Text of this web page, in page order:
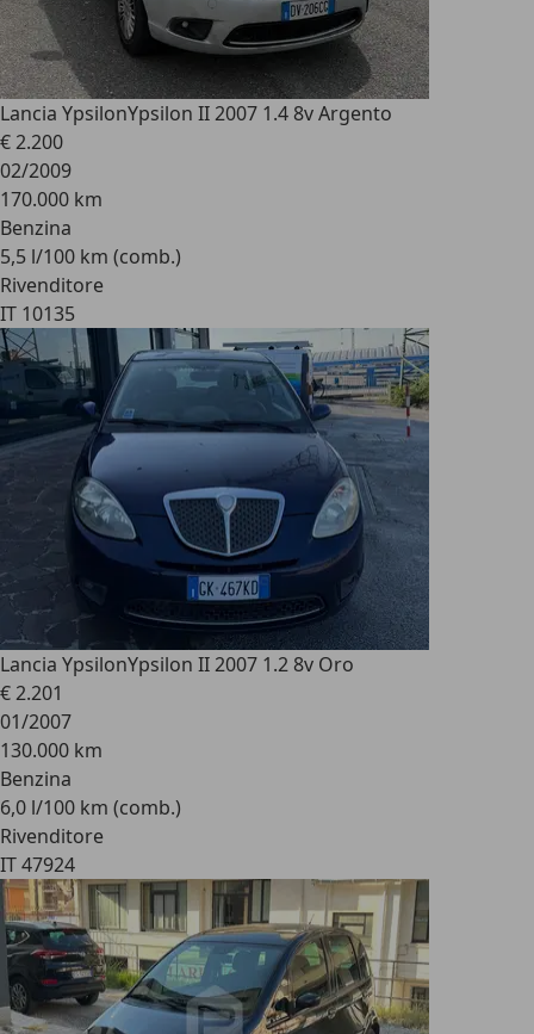
Lancia YpsilonYpsilon II 2007 1.4 8v Argento
€ 2.200
02/2009
170.000 km
Benzina
5,5 l/100 km (comb.)
Rivenditore
IT 10135
Lancia YpsilonYpsilon II 2007 1.2 8v Oro
€ 2.201
01/2007
130.000 km
Benzina
6,0 l/100 km (comb.)
Rivenditore
IT 47924